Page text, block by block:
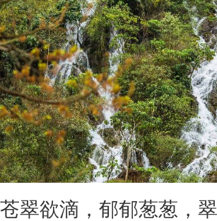
欲滴，郁郁葱葱，翠